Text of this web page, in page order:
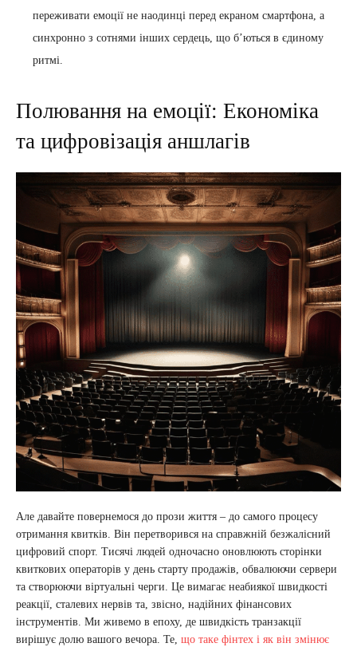
переживати емоції не наодинці перед екраном смартфона, а
синхронно з сотнями інших сердець, що б’ються в єдиному
ритмі.
Полювання на емоції: Економіка
та цифровізація аншлагів
Але давайте повернемося до прози життя – до самого процесу
отримання квитків. Він перетворився на справжній безжалісний
цифровий спорт. Тисячі людей одночасно оновлюють сторінки
квиткових операторів у день старту продажів, обвалюючи сервери
та створюючи віртуальні черги. Це вимагає неабиякої швидкості
реакції, сталевих нервів та, звісно, надійних фінансових
інструментів. Ми живемо в епоху, де швидкість транзакції
вирішує долю вашого вечора. Те, що таке фінтех і як він змінює